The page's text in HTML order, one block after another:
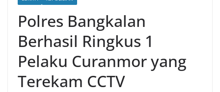
Polres Bangkalan
Berhasil Ringkus 1
Pelaku Curanmor yang
Terekam CCTV